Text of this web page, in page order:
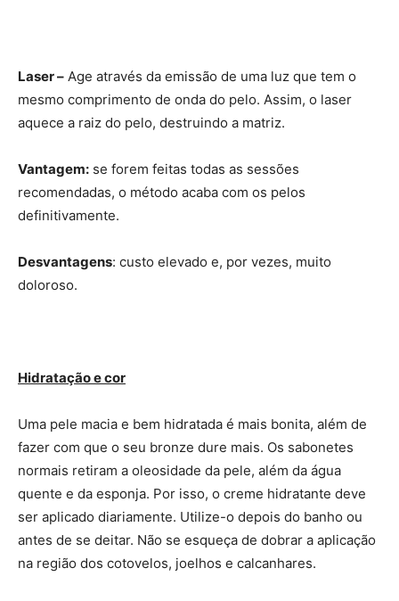
Laser – Age através da emissão de uma luz que tem o
mesmo comprimento de onda do pelo. Assim, o laser
aquece a raiz do pelo, destruindo a matriz.
Vantagem: se forem feitas todas as sessões
recomendadas, o método acaba com os pelos
definitivamente.
Desvantagens: custo elevado e, por vezes, muito
doloroso.
Hidratação e cor
Uma pele macia e bem hidratada é mais bonita, além de
fazer com que o seu bronze dure mais. Os sabonetes
normais retiram a oleosidade da pele, além da água
quente e da esponja. Por isso, o creme hidratante deve
ser aplicado diariamente. Utilize-o depois do banho ou
antes de se deitar. Não se esqueça de dobrar a aplicação
na região dos cotovelos, joelhos e calcanhares.